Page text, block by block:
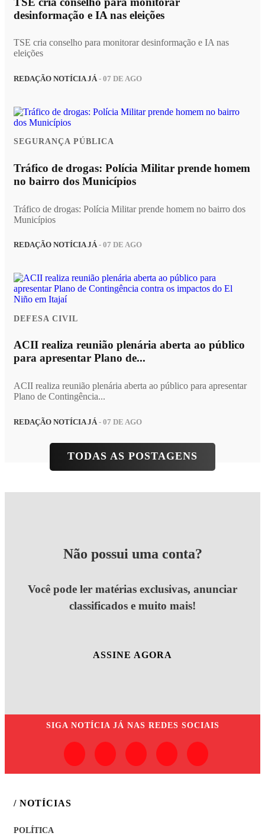
desinformação e IA nas eleições
TSE cria conselho para monitorar desinformação e IA nas
eleições
REDAÇÃO NOTÍCIA JÁ- 07 DE AGO
SEGURANÇA PÚBLICA
Tráfico de drogas: Polícia Militar prende homem
no bairro dos Municípios
Tráfico de drogas: Polícia Militar prende homem no bairro dos
Municípios
REDAÇÃO NOTÍCIA JÁ- 07 DE AGO
DEFESA CIVIL
ACII realiza reunião plenária aberta ao público
para apresentar Plano de...
ACII realiza reunião plenária aberta ao público para apresentar
Plano de Contingência...
REDAÇÃO NOTÍCIA JÁ - 07 DE AGO
TODAS AS POSTAGENS
Não possui uma conta?
Você pode ler matérias exclusivas, anunciar
classificados e muito mais!
ASSINE AGORA
SIGA NOTÍCIA JÁ NAS REDES SOCIAIS
/ NOTÍCIAS
POLÍTICA